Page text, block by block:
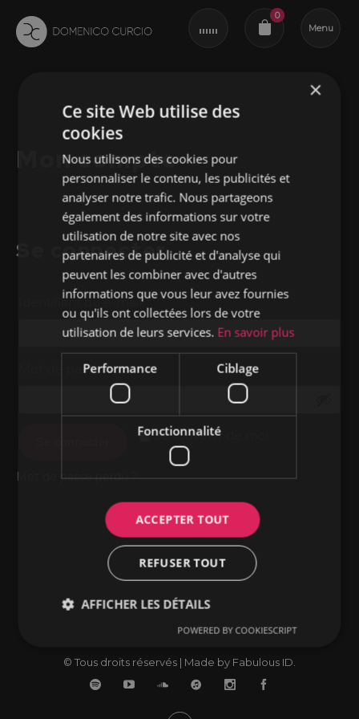
0
Menu
Mon compte
Se connecter
Identifiant ou e-mail*Obligatoire
Mot de passe*Obligatoire
Se souvenir de moi
Mot de passe perdu ?
© Tous droits réservés | Made by Fabulous ID.
×
Ce site Web utilise des
cookies
Nous utilisons des cookies pour
personnaliser le contenu, les publicités et
analyser notre trafic. Nous partageons
également des informations sur votre
utilisation de notre site avec nos
partenaires de publicité et d'analyse qui
peuvent les combiner avec d'autres
informations que vous leur avez fournies
ou qu'ils ont collectées lors de votre
utilisation de leurs services. En savoir plus
Performance Ciblage
Fonctionnalité
ACCEPTER TOUT
REFUSER TOUT
AFFICHER LES DÉTAILS
POWERED BY COOKIESCRIPT